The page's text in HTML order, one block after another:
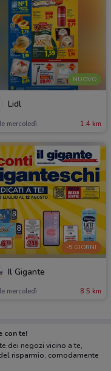
NUOVO
Lidl
mercoledì 1.4 km
-5 GIORNI
Il Gigante
mercoledì 8.5 km
con te!
dei negozi vicino a te,
risparmio, comodamente